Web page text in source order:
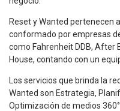
Reset y Wanted pertenecen
conformado por empresas
como Fahrenheit DDB, After
House, contando con un
Los servicios que brinda la
Wanted son Estrategia,
Optimización de medios